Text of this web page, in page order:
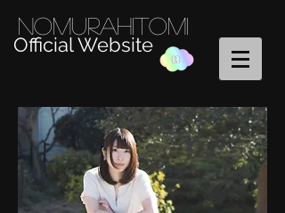
NomuraHitomi
Official Website